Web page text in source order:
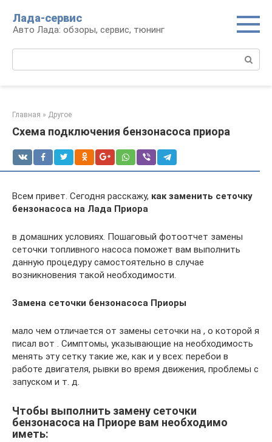
контенту
Лада-сервис
Авто Лада: обзоры, сервис, тюнинг
Главная » Другое
Схема подключения бензонасоса приора
Всем привет. Сегодня расскажу, как заменить сеточку
бензонасоса на Лада Приора
в домашних условиях. Пошаговый фотоотчет замены
сеточки топливного насоса поможет вам выполнить
данную процедуру самостоятельно в случае
возникновения такой необходимости.
Замена сеточки бензонасоса Приоры
мало чем отличается от замены сеточки на , о которой я
писал вот . Симптомы, указывающие на необходимость
менять эту сетку такие же, как и у всех: перебои в
работе двигателя, рывки во время движения, проблемы с
запуском и т. д.
Чтобы выполнить замену сеточки
бензонасоса на Приоре вам необходимо
иметь: